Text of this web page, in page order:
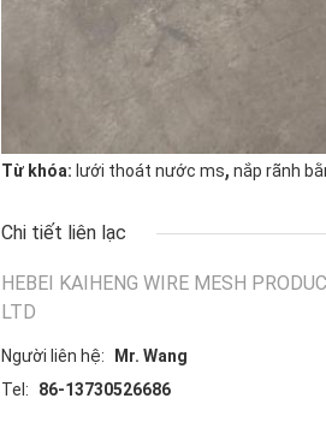
Từ khóa: lưới thoát nước ms, nắp rãnh
Chi tiết liên lạc
HEBEI KAIHENG WIRE MESH
LTD
Người liên hệ:
Mr. Wang
Tel:
86-13730526686